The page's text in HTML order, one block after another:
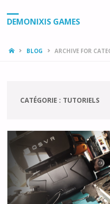
DEMONIXIS GAMES
HOMEBLOG ARCHIVE FOR
CATÉGORIE : TUTORIELS